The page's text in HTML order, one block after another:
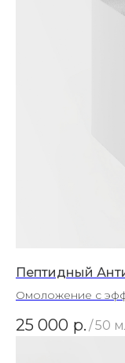
Пептидный
Омоложение с
25 000 р. /50